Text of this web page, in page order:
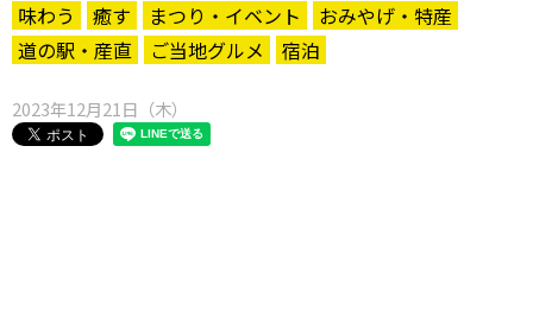
味わう
癒す まつり・イベント
おみやげ・特産
道の駅・産直
ご当地グルメ 宿泊
2023年12月21日（木）
知る一覧
世界遺産
文化・歴史
パワースポット
ミステリー